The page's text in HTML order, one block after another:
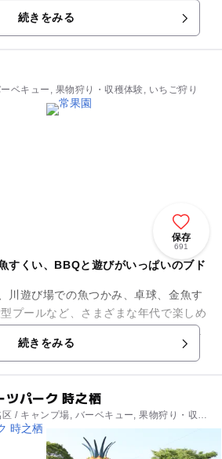
続きをみる
ベキュー, 果物狩り・収穫体験, いちご狩り
保存
691
すくい、BBQと遊びがいっぱいのブド
川遊び場での魚つかみ、卓球、金魚す
プールなど、さまざまな年代で楽しめ
は浅瀬の川があり、めだかやドジョウ
遊...
続きをみる
ツパーク 時之栖
/ キャンプ場, バーベキュー, 果物狩り・収穫
農業体験, 工場見学, アスレチック, 公園・総合